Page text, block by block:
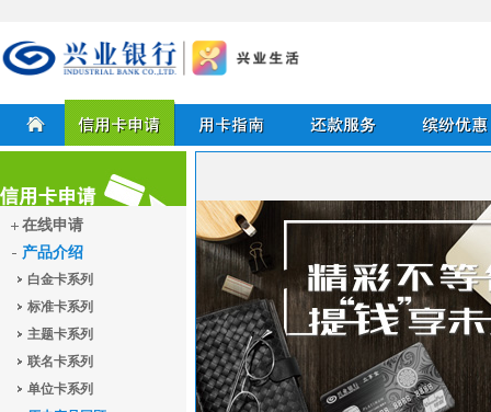
兴业银行信用卡
首页 信用卡申请 用卡指南 还款服务 缤纷优惠
信用卡申请
在线申请
产品介绍
白金卡系列
标准卡系列
主题卡系列
联名卡系列
单位卡系列